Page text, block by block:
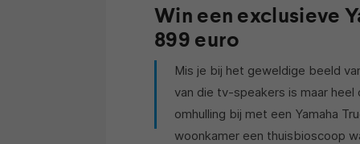
Win een exclusieve
899 euro
Mis je bij het geweldige beeld
van die tv-speakers is maar heel
omhulling bij met een Yamaha
woonkamer een thuisbioscoop